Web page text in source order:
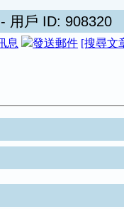
- 用戶 ID: 908320
[搜尋文